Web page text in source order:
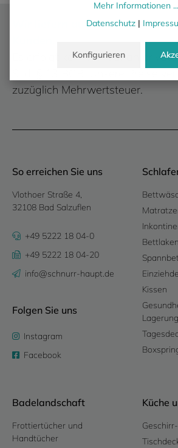
Wir liefern ausschließlich an
Es erfolgt kein Verkauf an private
zuzüglich Mehrwertsteuer.
So erreichen Sie uns
Vlothoer Straße 4,
32108 Bad Salzuflen
+49 5222 18 04-0
+49 5222 18 04-20
info@schnurr-haupt.de
Folgen Sie uns
Instagram
Facebook
Bettlaken
Kissen
Badelandschaft
Frottiertücher und
Handtücher
Küche
Mehr Informationen ...
Datenschutz |
Konfigurieren